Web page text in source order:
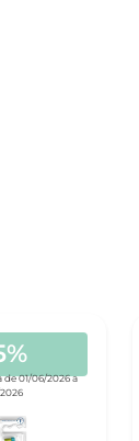
01/06/2026 a